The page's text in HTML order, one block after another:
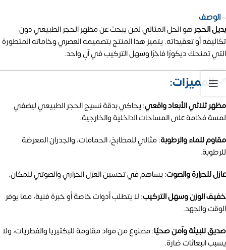
الوصف
بديل الحجرهو الحل المثالي لمن يبحث عن مظهر الحجر الطبيعي دون
تكاليفه أو تعقيداته.يتميز هذا المنتج بتصميمه العصري وخاماته المتطورة
التي تمنحك ديكورًا فاخرًا وسهل التركيب في آنٍ واحد.​
✅ المميزات:
مظهر ثلاثي الأبعاد واقعي: يحاكي بدقة نسيج الحجر الطبيعي ليضفي
لمسة فخامة على المساحات الداخلية والخارجية.
مقاوم للماء والرطوبة:مثالي للمطابخ، الحمامات، والجدران المعرضة
للرطوبة.
عازل للحرارة والصوت: يساهم في تحسين العزل الحراري والصوتي للمكان.
خفيف الوزن وسهل التركيب: لا يتطلب أدوات خاصة أو خبرة فنية، مما يوفر
الوقت والجهد.
صديق للبيئة وآمن صحيًا:مصنوع من مواد مقاومة للبكتيريا والفطريات، ولا
يسبب انبعاثات ضارة.